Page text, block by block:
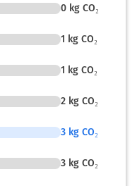
0 kg CO₂
1 kg CO₂
1 kg CO₂
2 kg CO₂
3 kg CO₂
3 kg CO₂